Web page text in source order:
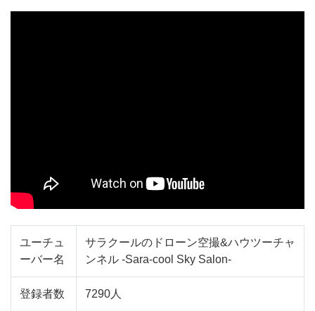
ユーチュ
ーバー名
サラクールのドローン空撮&ハウツーチャ
ンネル -Sara-cool Sky Salon-
登録者数 7290人